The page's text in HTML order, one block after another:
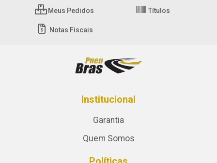
Meus Pedidos Títulos
Notas Fiscais
Institucional
Garantia
Quem Somos